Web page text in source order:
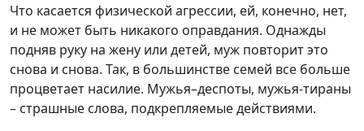
Что касается физической агрессии, ей, конечно, нет,
и не может быть никакого оправдания. Однажды
подняв руку на жену или детей, муж повторит это
снова и снова. Так, в большинстве семей все больше
процветает насилие. Мужья–деспоты, мужья-тираны
– страшные слова, подкрепляемые действиями.